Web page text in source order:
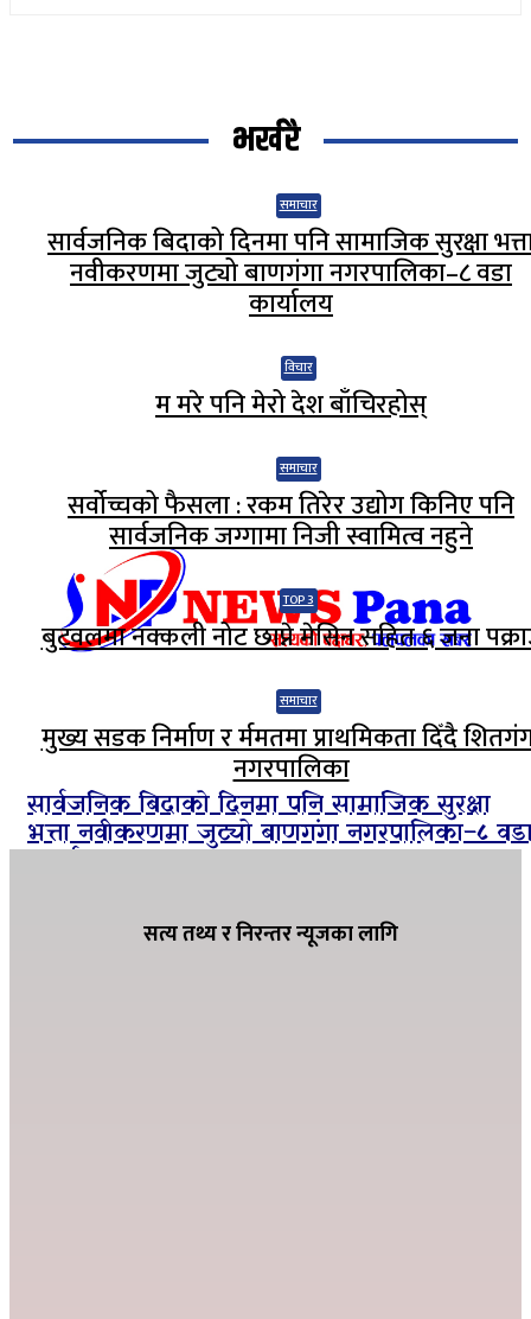
भर्खरै
समाचार
सार्वजनिक बिदाको दिनमा पनि सामाजिक सुरक्षा
नवीकरणमा जुट्यो बाणगंगा नगरपालिका–८ वडा
कार्यालय
विचार
म मरे पनि मेरो देश बाँचिरहोस्
समाचार
सर्वोच्चको फैसला : रकम तिरेर उद्योग किनिए पनि
सार्वजनिक जग्गामा निजी स्वामित्व नहुने
TOP 3
बुटवलमा नक्कली नोट छाप्ने मेसिन सहित ६ जना
समाचार
मुख्य सडक निर्माण र र्ममतमा प्राथमिकता दिँदै
नगरपालिका
सार्वजनिक बिदाको दिनमा पनि सामाजिक सुरक्षा
भत्ता नवीकरणमा जुट्यो बाणगंगा नगरपालिका–८
सत्य तथ्य र निरन्तर न्यूजका लागि